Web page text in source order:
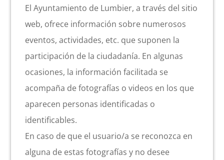
El Ayuntamiento de Lumbier, a través del sitio
web, ofrece información sobre numerosos
eventos, actividades, etc. que suponen la
participación de la ciudadanía. En algunas
ocasiones, la información facilitada se
acompaña de fotografías o videos en los que
aparecen personas identificadas o
identificables.
En caso de que el usuario/a se reconozca en
alguna de estas fotografías y no desee